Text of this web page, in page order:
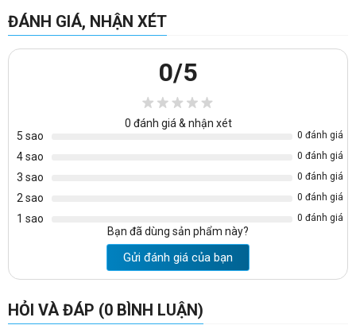
ĐÁNH GIÁ, NHẬN XÉT
0/5
0 đánh giá & nhận xét
5 sao
0 đánh giá
4 sao 0 đánh giá
3 sao 0 đánh giá
2 sao 0 đánh giá
1 sao 0 đánh giá
Bạn đã dùng sản phẩm này?
Gửi đánh giá của bạn
HỎI VÀ ĐÁP (0 BÌNH LUẬN)